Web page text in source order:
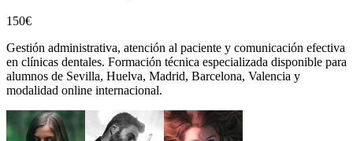
150€
Gestión administrativa, atención al paciente y comunicación efectiva
en clínicas dentales. Formación técnica especializada disponible para
alumnos de Sevilla, Huelva, Madrid, Barcelona, Valencia y
modalidad online internacional.